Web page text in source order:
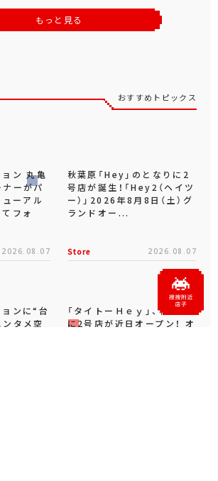
もっと見る
おすすめトピックス
ン 丸亀
ーがパ
ーアル
フォ
2026.08.07
秋葉原「Hey」のとなりに2
号店が誕生！「Hey2（ヘイツ
ー）」2026年8月8日（土）グ
ランドオー...
Store 2026.08.07
ンに“台
タメ空
「タイトーＨｅｙ」、秋葉原
に2号店が近日オープン！ オ